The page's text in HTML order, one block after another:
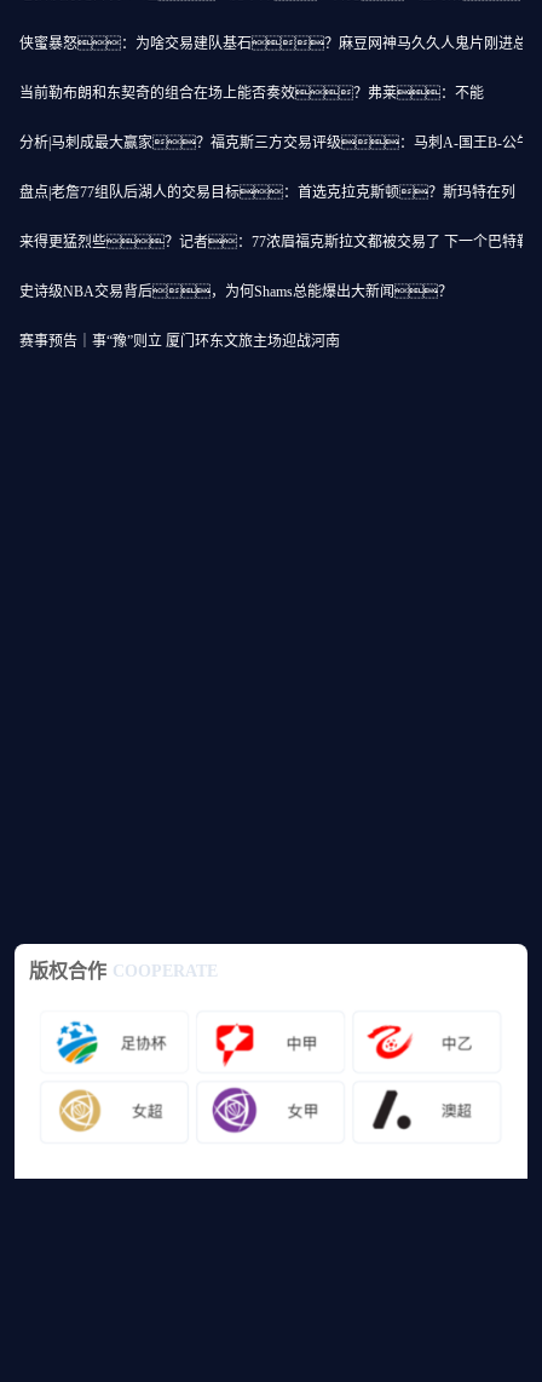
侠蜜暴怒：为啥交易建队基石？麻豆网神马久久人鬼片刚进总
当前勒布朗和东契奇的组合在场上能否奏效？弗莱：不能
分析|马刺成最大赢家？福克斯三方交易评级：马刺A-国王B-公牛
盘点|老詹77组队后湖人的交易目标：首选克拉克斯顿？斯玛特在列
来得更猛烈些？记者：77浓眉福克斯拉文都被交易了 下一个巴特勒
史诗级NBA交易背后，为何Shams总能爆出大新闻？
赛事预告｜事“豫”则立 厦门环东文旅主场迎战河南
版权合作 COOPERATE